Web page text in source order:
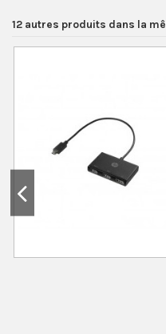
12 autres produits dans la